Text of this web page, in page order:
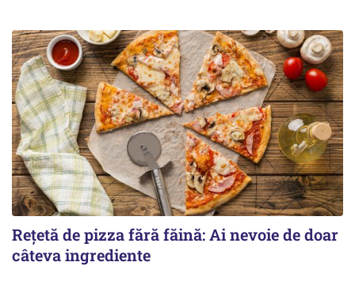
Rețetă de pizza fără făină: Ai nevoie de doar
câteva ingrediente